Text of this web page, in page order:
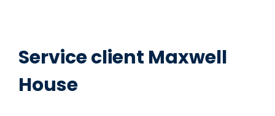
Service client Maxwell
House